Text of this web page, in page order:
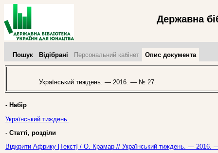
Державна
Пошук Відібрані Персональний кабінет Опис документа
Український тиждень. — 2016. — № 27.
- Набір
Український тиждень.
- Статті, розділи
Відкрити Африку [Текст] / О. Крамар // Український тиждень. —